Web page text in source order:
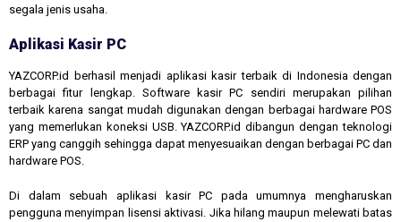
segala jenis usaha.
Aplikasi Kasir PC
YAZCORP.id berhasil menjadi aplikasi kasir terbaik di Indonesia dengan
berbagai fitur lengkap. Software kasir PC sendiri merupakan pilihan
terbaik karena sangat mudah digunakan dengan berbagai hardware POS
yang memerlukan koneksi USB. YAZCORP.id dibangun dengan teknologi
ERP yang canggih sehingga dapat menyesuaikan dengan berbagai PC dan
hardware POS.
Di dalam sebuah aplikasi kasir PC pada umumnya mengharuskan
pengguna menyimpan lisensi aktivasi. Jika hilang maupun melewati batas